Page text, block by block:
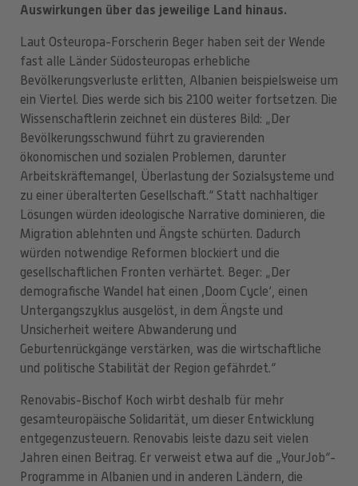
Auswirkungen über das jeweilige Land hinaus.
Laut Osteuropa-Forscherin Beger haben seit der Wende
fast alle Länder Südosteuropas erhebliche
Bevölkerungsverluste erlitten, Albanien beispielsweise um
ein Viertel. Dies werde sich bis 2100 weiter fortsetzen. Die
Wissenschaftlerin zeichnet ein düsteres Bild: „Der
Bevölkerungsschwund führt zu gravierenden
ökonomischen und sozialen Problemen, darunter
Arbeitskräftemangel, Überlastung der Sozialsysteme und
zu einer überalterten Gesellschaft.“ Statt nachhaltiger
Lösungen würden ideologische Narrative dominieren, die
Migration ablehnten und Ängste schürten. Dadurch
würden notwendige Reformen blockiert und die
gesellschaftlichen Fronten verhärtet. Beger: „Der
demografische Wandel hat einen ‚Doom Cycle‘, einen
Untergangszyklus ausgelöst, in dem Ängste und
Unsicherheit weitere Abwanderung und
Geburtenrückgänge verstärken, was die wirtschaftliche
und politische Stabilität der Region gefährdet.“
Renovabis-Bischof Koch wirbt deshalb für mehr
gesamteuropäische Solidarität, um dieser Entwicklung
entgegenzusteuern. Renovabis leiste dazu seit vielen
Jahren einen Beitrag. Er verweist etwa auf die „YourJob“-
Programme in Albanien und in anderen Ländern, die